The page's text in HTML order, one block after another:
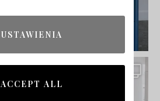
USTAWIENIA
ACCEPT ALL